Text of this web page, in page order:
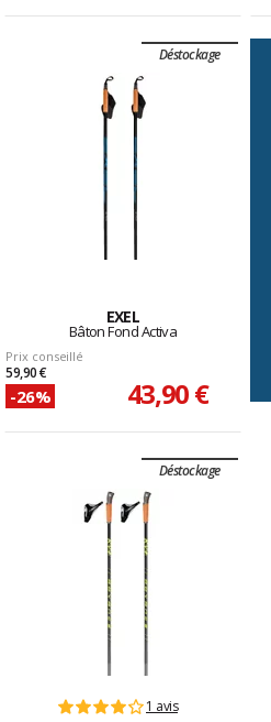
Déstockage
EXEL
Bâton Fond Activa
Prix conseillé
59,90 €
-26% 43,90 €
Déstockage
1 avis